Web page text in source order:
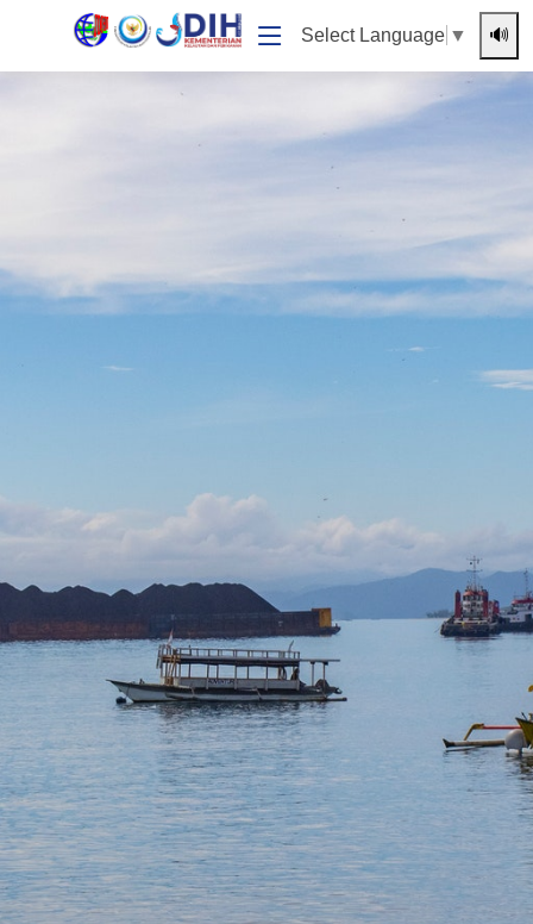
Select Language ▼ 🔊